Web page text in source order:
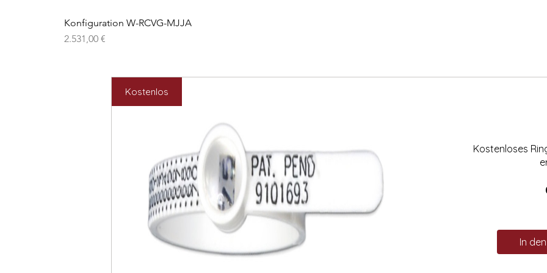
Konfiguration W-RCVG-MJJA
Preis
2.531,00 €
Kostenlos
Kostenloses
In